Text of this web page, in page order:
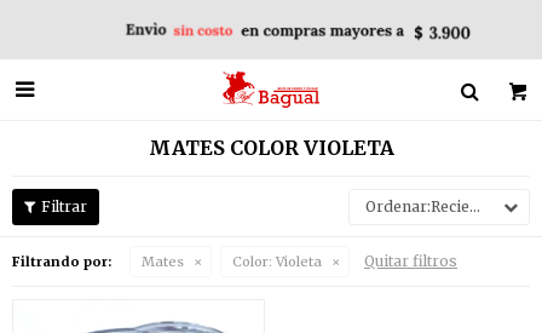

MATES COLOR VIOLETA
Recientes
Filtrando por: Mates Color: Violeta Quitar filtros